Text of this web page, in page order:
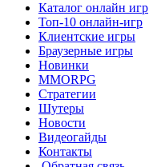
Каталог онлайн игр
Топ-10 онлайн-игр
Клиентские игры
Браузерные игры
Новинки
MMORPG
Стратегии
Шутеры
Новости
Видеогайды
Контакты